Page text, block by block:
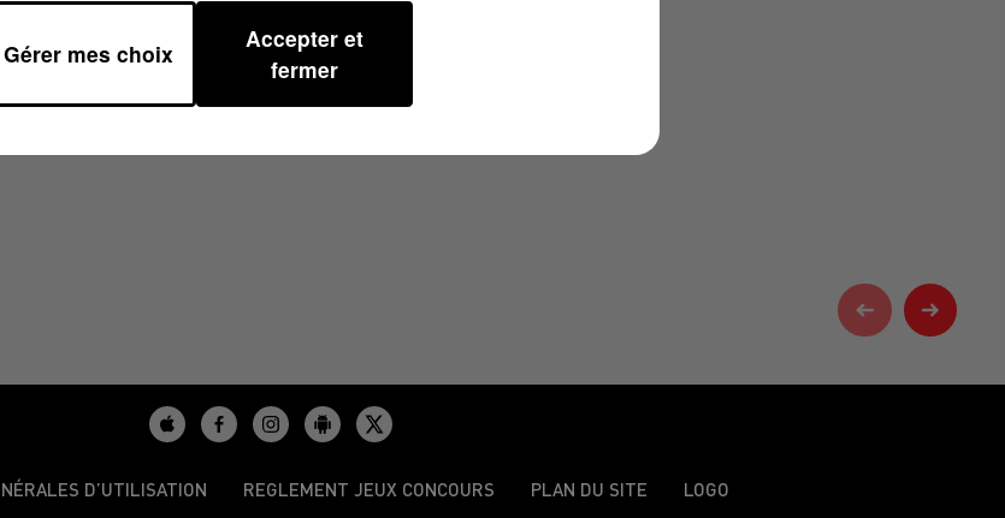
D’UTILISATION REGLEMENT JEUX CONCOURS PLAN DU SITE LOGO
Gérer mes choix
Accepter et
fermer